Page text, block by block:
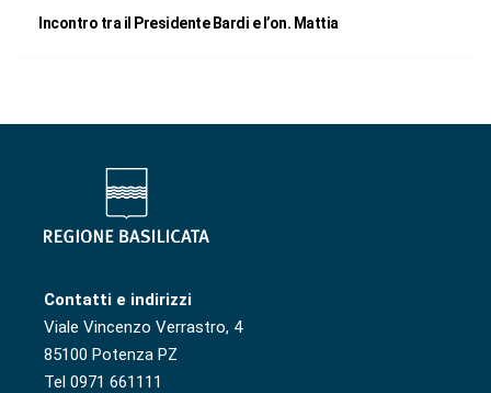
Incontro tra il Presidente Bardi e l’on. Mattia
Contatti e indirizzi
Viale Vincenzo Verrastro, 4
85100 Potenza PZ
Tel 0971 661111